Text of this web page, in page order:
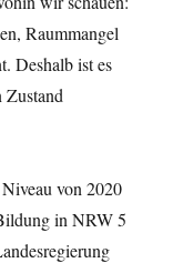
Raummangel
Deshalb ist es
Zustand
von 2020
in NRW 5